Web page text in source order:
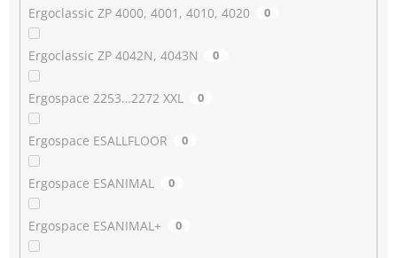
Ergoclassic ZP 4000, 4001, 4010, 4020 0
Ergoclassic ZP 4042N, 4043N 0
Ergospace 2253…2272 XXL 0
Ergospace ESALLFLOOR 0
Ergospace ESANIMAL 0
Ergospace ESANIMAL+ 0